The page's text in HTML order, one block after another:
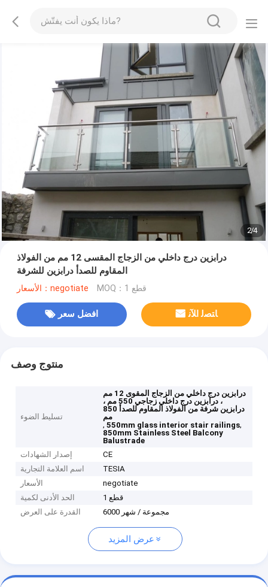
2/4
درابزين درج داخلي من الزجاج المقسى 12 مم من الفولاذ
المقاوم للصدأ درابزين للشرفة
الأسعار：negotiate MOQ：1 قطع
افضل سعر ﺎﺘﺼﻟ ﺍﻶﻧ
منتوج وصف
تسليط الضوء
درابزين درج داخلي من الزجاج المقوى 12 مم
، درابزين درج داخلي زجاجي 550 مم ،
درابزين شرفة من الفولاذ المقاوم للصدأ 850
مم
,550mm glass interior stair railings,
850mm Stainless Steel Balcony
Balustrade
إصدار الشهادات
CE
اسم العلامة التجارية
TESIA
الأسعار
negotiate
الحد الأدنى لكمية
1 قطع
القدرة على العرض
6000 مجموعة / شهر
عرض المزيد